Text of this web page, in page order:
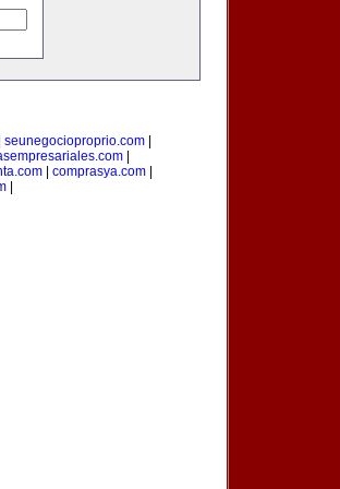
seunegocioproprio.com|
|
comprasya.com
|